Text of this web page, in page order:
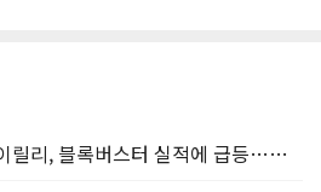
[美증시 특징주] 일라이릴리, 블록버스터 실적에 급등…마운자로 매출 폭발